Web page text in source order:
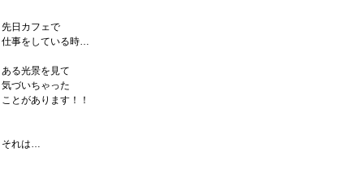
先日カフェで
仕事をしている時…
ある光景を見て
気づいちゃった
ことがあります！！
それは…